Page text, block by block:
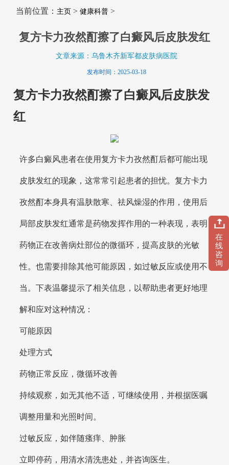
当前位置： 主页> 健康科普>
复方卡力孜然酊擦了白癜风后皮肤发红
文章来源：乌鲁木齐新军都皮肤病医院
发布时间：2025-03-18
复方卡力孜然酊擦了白癜风后皮肤发
红
许多白癜风患者在使用复方卡力孜然酊后都可能出现
皮肤发红的现象，这常常引起患者的担忧。复方卡力
孜然酊本身具有温肤散寒、祛风燥湿的作用，使用后
局部皮肤发红通常是药物发挥作用的一种表现，表明
药物正在改善病灶部位的微循环，提高皮肤的光敏
性。也需要排除其他可能原因，如过敏反应或使用不
当。下表温馨提示了相关信息，以帮助患者更好地理
解和应对这种情况：
可能原因
处理方式
药物正常反应，微循环改善
持续观察，如无其他不适，可继续使用，并根据医嘱
调整用量和光照时间。
过敏反应，如伴随瘙痒、肿胀
立即停药，用清水清洗患处，并咨询医生。
在
线
咨
询